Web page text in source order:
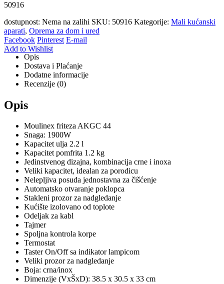
50916
dostupnost: Nema na zalihi SKU: 50916 Kategorije: Mali kućanski
aparati, Oprema za dom i ured
Facebook Pinterest E-mail
Add to Wishlist
Opis
Dostava i Plaćanje
Dodatne informacije
Recenzije (0)
Opis
Moulinex friteza AKGC 44
Snaga: 1900W
Kapacitet ulja 2.2 l
Kapacitet pomfrita 1.2 kg
Jedinstvenog dizajna, kombinacija crne i inoxa
Veliki kapacitet, idealan za porodicu
Nelepljiva posuda jednostavna za čišćenje
Automatsko otvaranje poklopca
Stakleni prozor za nadgledanje
Kućište izolovano od toplote
Odeljak za kabl
Tajmer
Spoljna kontrola korpe
Termostat
Taster On/Off sa indikator lampicom
Veliki prozor za nadgledanje
Boja: crna/inox
Dimenzije (VxŠxD): 38.5 x 30.5 x 33 cm